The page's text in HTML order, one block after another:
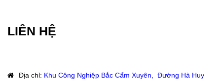
LIÊN HỆ
Địa chỉ: Khu Công Nghiệp Bắc Cẩm Xuyên, Đường Hà Huy